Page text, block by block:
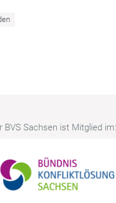
BVS Sachsen ist Mitglied im: